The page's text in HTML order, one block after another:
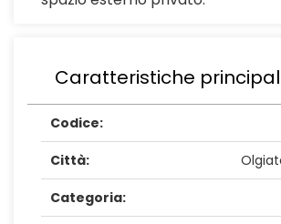
Caratteristiche
Codice:
Città:
Categoria: